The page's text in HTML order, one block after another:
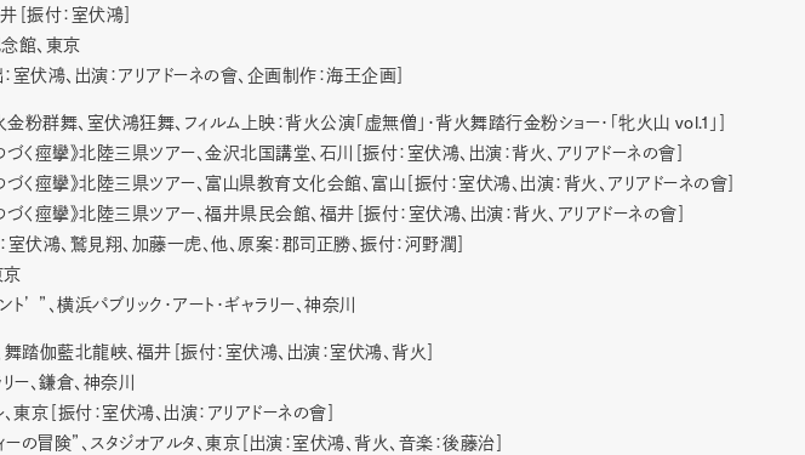
［振付：室伏鴻］
館、東京
伏鴻、出演：アリアドーネの會、企画制作：海王企画］
粉群舞、室伏鴻狂舞、フィルム上映：背火公演「虚無僧」・背火舞踏行金粉ショー・「牝火山vol.1 」］
く痙攣》北陸三県ツアー、金沢北国講堂、石川［振付：室伏鴻、出演：背火、アリアドーネの會］
く痙攣》北陸三県ツアー、富山県教育文化会館、富山［振付：室伏鴻、出演：背火、アリアドーネの會］
く痙攣》北陸三県ツアー、福井県民会館、福井［振付：室伏鴻、出演：背火、アリアドーネの會］
伏鴻、鷲見翔、加藤一虎、他、原案：郡司正勝、振付：河野潤］
京
ト’ ”、横浜パブリック・アート・ギャラリー、神奈川
舞踏伽藍北龍峡、福井［振付：室伏鴻、出演：室伏鴻、背火］
ー、鎌倉、神奈川
東京［振付：室伏鴻、出演：アリアドーネの會］
の冒険”、スタジオアルタ、東京［出演：室伏鴻、背火、音楽：後藤治］